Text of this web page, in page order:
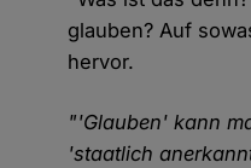
glauben? Auf
hervor.
"'Glauben' kann
'staatlich